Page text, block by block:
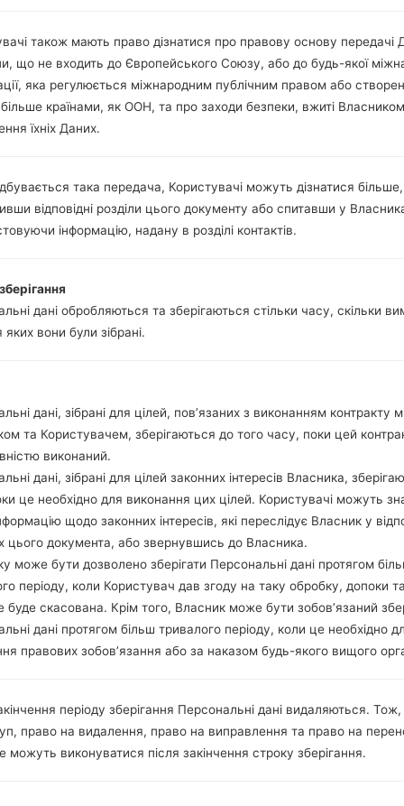
Wi-Fi 802.11 a/b/g/n/ac,
LGK430P(LGK430P)
Як скинути до заводських
налаштувань за допомогою
коду...
також мають право дізнатися про правову основу передачі
що не входить до Європейського Союзу, або до будь-якої
яка регулюється міжнародним публічним правом або
більше країнами, як ООН, та про заходи безпеки, вжиті
їхніх Даних.
така передача, Користувачі можуть дізнатися більше,
відповідні розділи цього документу або спитавши у
інформацію, надану в розділі контактів.
дані обробляються та зберігаються стільки часу, скільки
яких вони були зібрані.
дані, зібрані для цілей, пов’язаних з виконанням контракту
та Користувачем, зберігаються до того часу, поки цей
виконаний.
дані, зібрані для цілей законних інтересів Власника,
це необхідно для виконання цих цілей. Користувачі можуть
щодо законних інтересів, які переслідує Власник у
цього документа, або звернувшись до Власника.
може бути дозволено зберігати Персональні дані протягом
періоду, коли Користувач дав згоду на таку обробку, допоки
буде скасована. Крім того, Власник може бути зобов’язаний
дані протягом більш тривалого періоду, коли це необхідно
правових зобов’язання або за наказом будь-якого вищого
періоду зберігання Персональні дані видаляються.
право на видалення, право на виправлення та право на
можуть виконуватися після закінчення строку зберігання.